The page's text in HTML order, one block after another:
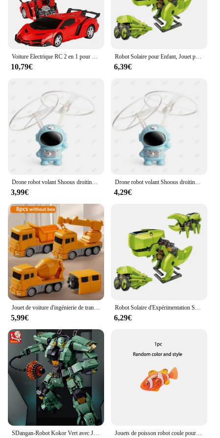
commercial and home use, ensuring that you can
produce ravioli with consistency and efficiency.
Whether you're a professional chef or a passionate
home cook, this machine is the perfect addition to
your kitchen arsenal.
Voiture Électrique RC 2 en 1 pour Enfant, Robot de Transformation, Modèle de Véhicule de dehors, Jouets pour Garçons, Télécommande, Cool, Déformation, Cadeaux
10,79€
Robot Solaire pour Enfant, Jouet pour Expérience Scientifique, Outil d'Apprentissage Puissant, Accessoire DIY, Kits de Gadgets Technologiques et Éducatifs, 12 en 1
6,39€
Drone robot volant Shoous droiting pour enfants, avion, drone solitaire à la main, jouets d'extérieur interactifs avec lumières, cadeau
3,99€
Drone robot volant Shoous droiting pour enfants, avion, drone solitaire à la main, jouets d'extérieur interactifs avec lumières, cadeau
4,29€
Jouet de voiture d'ingénierie de transformation magnétique, jouets assemblés pour tout-petits, blocs magnétiques pour les activités des enfants, jouet de voiture robot transformant
5,99€
Robot Solaire d'Expérimentation Scientifique 12 en 1, Jouet de Construction, Bricolage, 62 Outil d'ApprentiCumbria, Éducatif, Kit de Gadgets Technologiques pour Enfant
6,29€
SDangan-Robot Kokor Vert avec JOHammer, décennie s de Construction, Jouets, Armure de Combat, Assemblage de Jouets (Sans Boîte), 542 Pièces Jouets de poisson robot coule pour chat et chien, activé la natation dans l'eau avec lumière LED, jouet de bain en plastique, cadeau